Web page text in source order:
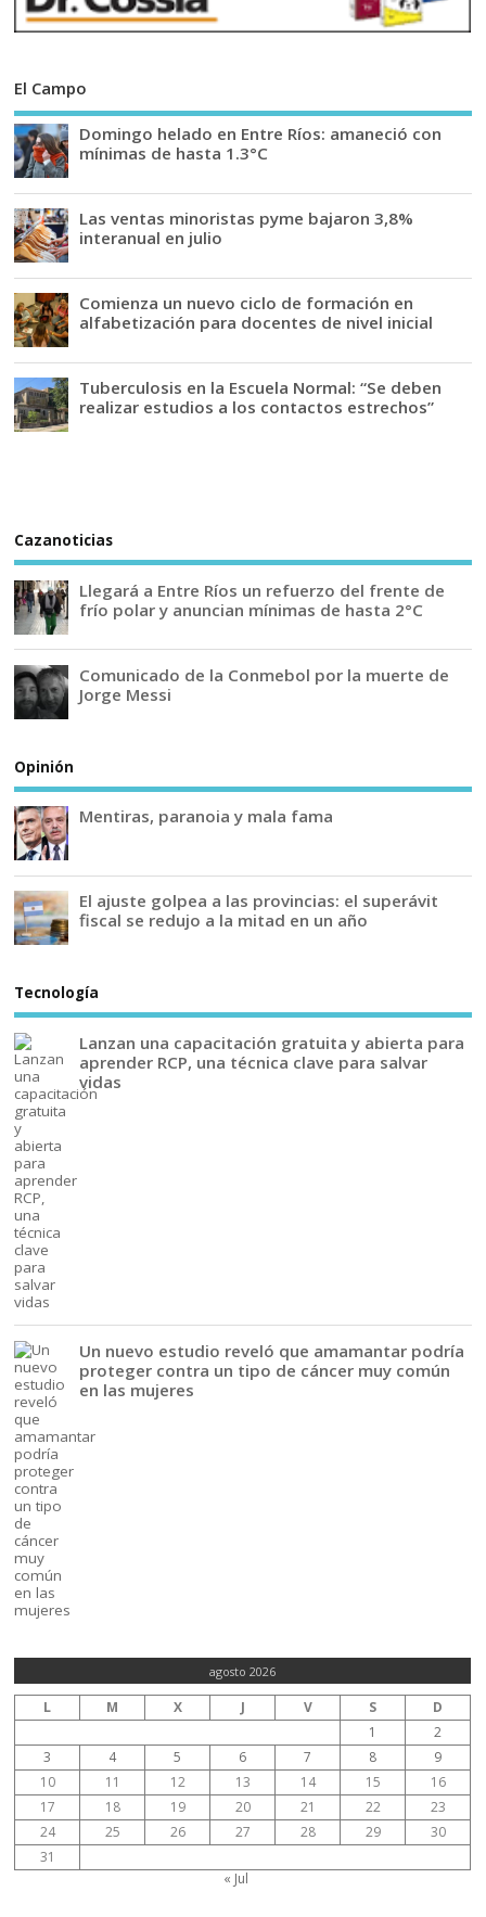
El Campo
Domingo helado en Entre Ríos: amaneció con
mínimas de hasta 1.3°C
Las ventas minoristas pyme bajaron 3,8%
interanual en julio
Comienza un nuevo ciclo de formación en
alfabetización para docentes de nivel inicial
Tuberculosis en la Escuela Normal: “Se deben
realizar estudios a los contactos estrechos”
Cazanoticias
Llegará a Entre Ríos un refuerzo del frente de
frío polar y anuncian mínimas de hasta 2°C
Comunicado de la Conmebol por la muerte de
Jorge Messi
Opinión
Mentiras, paranoia y mala fama
El ajuste golpea a las provincias: el superávit
fiscal se redujo a la mitad en un año
Tecnología
Lanzan una capacitación gratuita y abierta para
aprender RCP, una técnica clave para salvar
vidas
Un nuevo estudio reveló que amamantar podría
proteger contra un tipo de cáncer muy común
en las mujeres
agosto 2026
L M X J V S
D
1
2
3
4 5 6 7 8
9
10
11 12 13 14 15
16
17
18 19 20 21 22
23
24
25 26 27 28 29
30
31
« Jul